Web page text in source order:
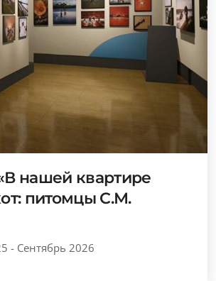
нашей квартире
питомцы С.М.
- Сентябрь 2026